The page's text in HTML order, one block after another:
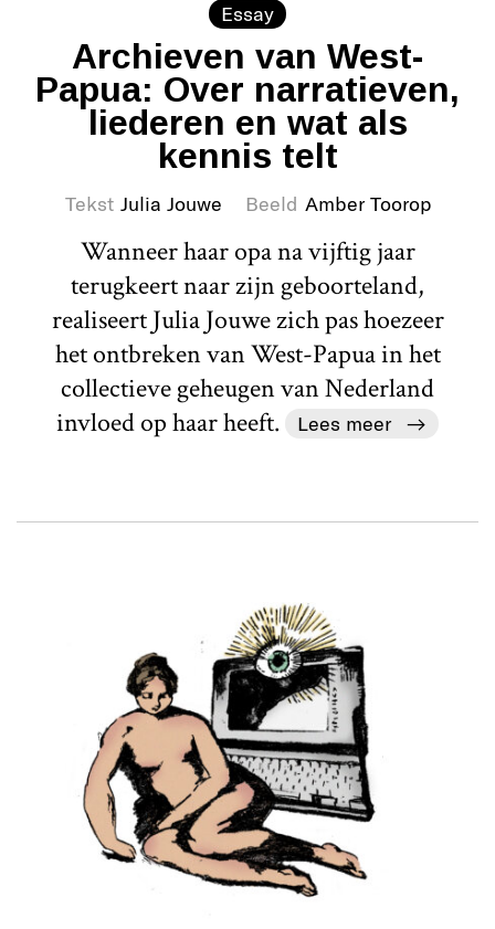
Essay
Archieven van West-
Papua: Over narratieven,
liederen en wat als
kennis telt
Tekst Julia Jouwe Beeld Amber Toorop
Wanneer haar opa na vijftig jaar
terugkeert naar zijn geboorteland,
realiseert Julia Jouwe zich pas hoezeer
het ontbreken van West-Papua in het
collectieve geheugen van Nederland
invloed op haar heeft.
Lees meer